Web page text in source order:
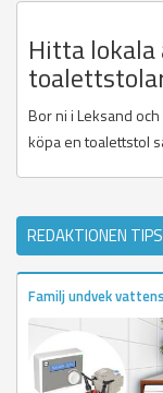
Hitta
Bor ni i Leksand
köpa en toalettstol
REDAKTIONEN
Familj undvek